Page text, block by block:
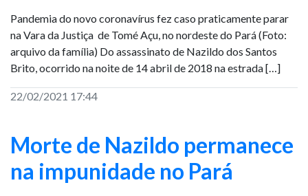
Pandemia do novo coronavírus fez caso praticamente parar
na Vara da Justiça de Tomé Açu, no nordeste do Pará (Foto:
arquivo da família) Do assassinato de Nazildo dos Santos
Brito, ocorrido na noite de 14 abril de 2018 na estrada […]
22/02/2021 17:44
Morte de Nazildo permanece
na impunidade no Pará